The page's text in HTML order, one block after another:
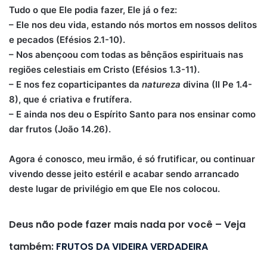
Tudo o que Ele podia fazer, Ele já o fez:
– Ele nos deu vida, estando nós mortos em nossos delitos
e pecados (Efésios 2.1-10).
– Nos abençoou com todas as bênçãos espirituais nas
regiões celestiais em Cristo (Efésios 1.3-11).
– E nos fez coparticipantes da natureza divina (II Pe 1.4-
8), que é criativa e frutífera.
– E ainda nos deu o Espírito Santo para nos ensinar como
dar frutos (João 14.26).
Agora é conosco, meu irmão, é só frutificar, ou continuar
vivendo desse jeito estéril e acabar sendo arrancado
deste lugar de privilégio em que Ele nos colocou.
Deus não pode fazer mais nada por você – Veja
também: FRUTOS DA VIDEIRA VERDADEIRA